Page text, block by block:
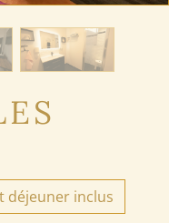
déjeuner inclus